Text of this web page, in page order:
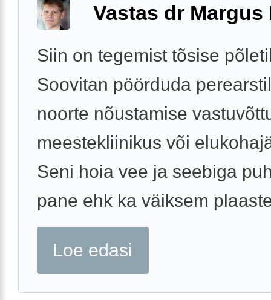
Vastas dr Margus
Siin on tegemist tõsise
Soovitan pöörduda
noorte nõustamise
meestekliinikus või
Seni hoia vee ja seebiga
pane ehk ka väiksem
Loe edasi